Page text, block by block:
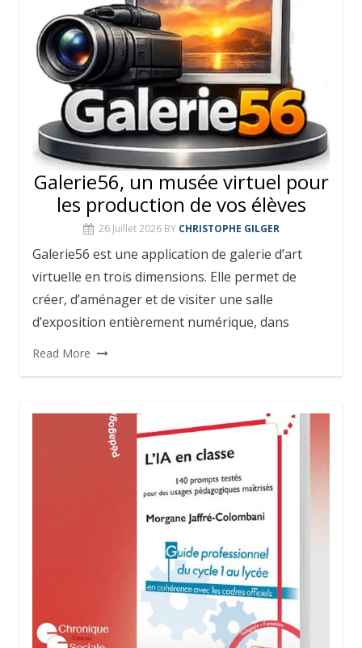
Galerie56, un musée virtuel pour
les production de vos élèves
26 Juillet 2026 BY CHRISTOPHE GILGER
Galerie56 est une application de galerie d’art
virtuelle en trois dimensions. Elle permet de
créer, d’aménager et de visiter une salle
d’exposition entièrement numérique, dans
Read More